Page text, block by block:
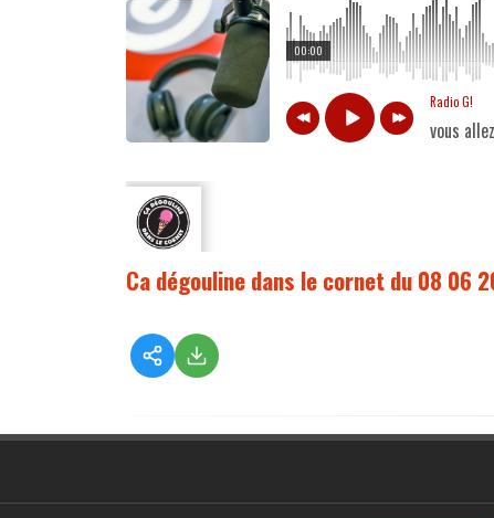
00:00
Radio G!
vous
Ca dégouline dans le cornet du 08 06